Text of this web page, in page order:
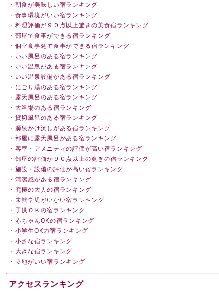
・朝食が美味しい宿ランキング
・食事環境がいい宿ランキング
・料理評価が９０点以上驚きの美食宿ランキング
・部屋で食事ができる宿ランキング
・個室食事処で食事ができる宿ランキング
・いい風呂のある宿ランキング
・いい温泉がある宿ランキング
・いい温泉設備がある宿ランキング
・にごり湯のある宿ランキング
・露天風呂のある宿ランキング
・大浴場のある宿ランキング
・貸切風呂のある宿ランキング
・源泉かけ流しがある宿ランキング
・部屋に露天風呂がある宿ランキング
・客室・アメニティの評価が高い宿ランキング
・部屋の評価が９０点以上の寛ぎの宿ランキング
・施設・設備の評価が高い宿ランキング
・清潔感がある宿ランキング
・究極の大人の宿ランキング
・未就学児がいない宿ランキング
・子供ＯＫの宿ランキング
・赤ちゃんOKの宿ランキング
・小学生OKの宿ランキング
・小さな宿ランキング
・大きな宿ランキング
・立地がいい宿ランキング
アクセスランキング